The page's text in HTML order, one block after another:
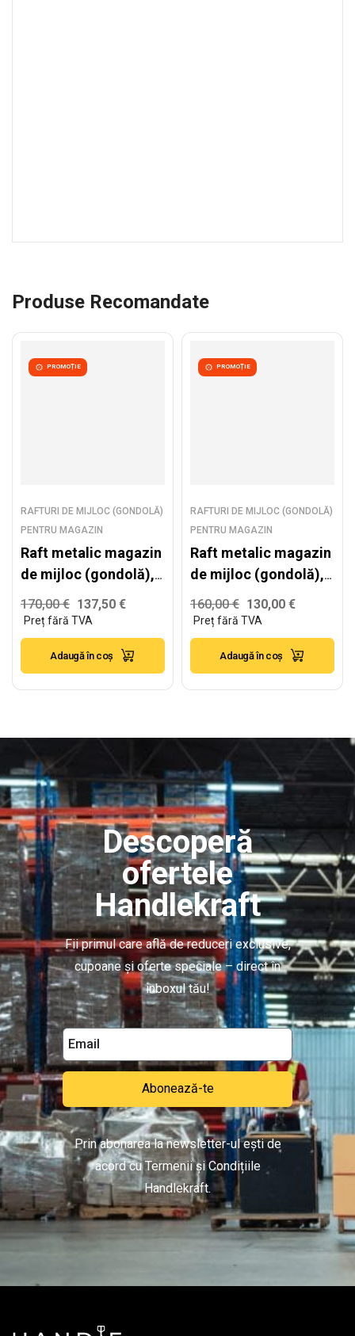
Produse Recomandate
PROMOȚIE
RAFTURI DE MIJLOC (GONDOLĂ)
PENTRU MAGAZIN
Raft metalic magazin
de mijloc (gondolă),
alb – H:2235mm x
L:1000mm x B:300mm
170,00€ 137,50 €
Adaugă în coș
PROMOȚIE
RAFTURI DE MIJLOC (GONDOLĂ)
PENTRU MAGAZIN
Raft metalic magazin
de mijloc (gondolă),
alb – H:1930mm x
L:1000mm x B:300mm
160,00€ 130,00 €
Adaugă în coș
Descoperă
ofertele
Handlekraft
Fii primul care află de reduceri exclusive,
cupoane și oferte speciale – direct în
inboxul tău!
Abonează-te
Prin abonarea la newsletter-ul ești de
acord cu Termenii și Condițiile
Handlekraft.